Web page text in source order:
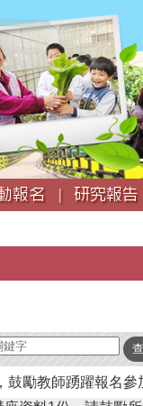
報名 | 研究報
勵教師踴躍報名參